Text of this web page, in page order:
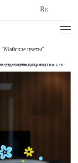
Ru
"Майские цветы"